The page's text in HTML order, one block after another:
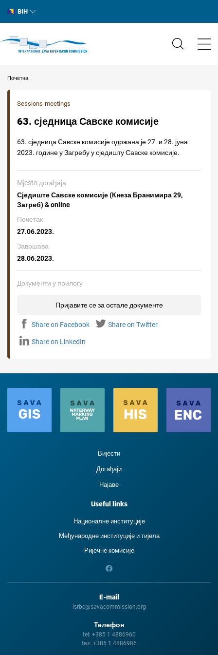
BIH
Почетна
Sessions-meetings
63. сједница Савске комисије
63. сједница Савске комисије одржана је 27. и 28. јуна
2023. године у Загребу у сједишту Савске комисије.
Mјesto догађаја
Сједиште Савске комисије (Кнеза Бранимира 29,
Загреб) & online
Почетак
27.06.2023.
Завршава
28.06.2023.
Документи у прилогу
Пријавите се за остале документе
Share on Facebook Share on Twitter
Share on LinkedIn
Вијести
Догађаји
Најаве
Useful links
Националне институције
Међународне институције и тиjела
Ријечне комисије
E-mail
isrbc@savacommission.org
Телефон
tel: +385 1 4886960
fax: +385 1 4886986